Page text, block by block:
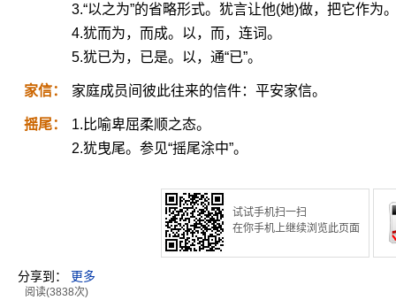
3.“以之为”的省略形式。犹言让他(她)做，把它作为
4.犹而为，而成。以，而，连词。
5.犹已为，已是。以，通“已”。
家信： 家庭成员间彼此往来的信件：平安家信。
摇尾：
1.比喻卑屈柔顺之态。
2.犹曳尾。参见“摇尾涂中”。
试试手机扫一扫
在你手机上继续浏览此页面
分享到： 更多
阅读(3838次)